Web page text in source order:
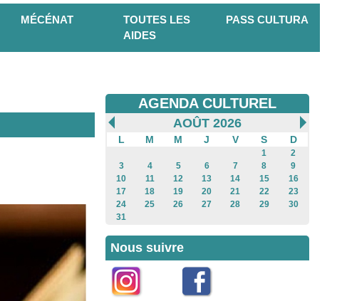
MÉCÉNAT
TOUTES LES
AIDES
PASS CULTURA
AGENDA CULTUREL
AOÛT 2026
L M M J V S D
1
2
3
4 5 6 7 8
9
10
11 12 13 14 15
16
17
18 19 20 21 22
23
24
25 26 27 28 29
30
31
Nous suivre